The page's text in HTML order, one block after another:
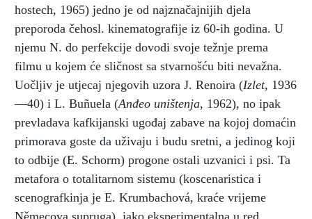
hostech, 1965) jedno je od najznačajnijih djela
preporoda čehosl. kinematografije iz 60-ih godina. U
njemu N. do perfekcije dovodi svoje težnje prema
filmu u kojem će sličnost sa stvarnošću biti nevažna.
Uočljiv je utjecaj njegovih uzora J. Renoira (Izlet, 1936
—40) i L. Buñuela (Anđeo uništenja, 1962), no ipak
prevladava kafkijanski ugođaj zabave na kojoj domaćin
primorava goste da uživaju i budu sretni, a jedinog koji
to odbije (E. Schorm) progone ostali uzvanici i psi. Ta
metafora o totalitarnom sistemu (koscenaristica i
scenografkinja je E. Krumbachová, kraće vrijeme
Němecova supruga), iako eksperimentalna u red.